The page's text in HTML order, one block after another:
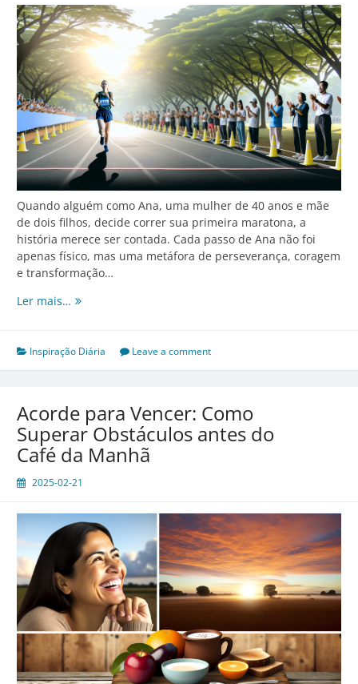
Quando alguém como Ana, uma mulher de 40 anos e mãe
de dois filhos, decide correr sua primeira maratona, a
história merece ser contada. Cada passo de Ana não foi
apenas físico, mas uma metáfora de perseverança, coragem
e transformação…
Ler mais… Pequenos
Conquistas:
A
uma
Maratonista
Amadora
Inspiração Diária Leave a comment
Acorde para Vencer: Como
Superar Obstáculos antes do
Café da Manhã
2025-02-21